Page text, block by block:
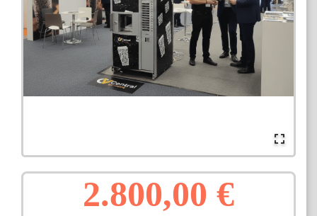
2.800,00 €